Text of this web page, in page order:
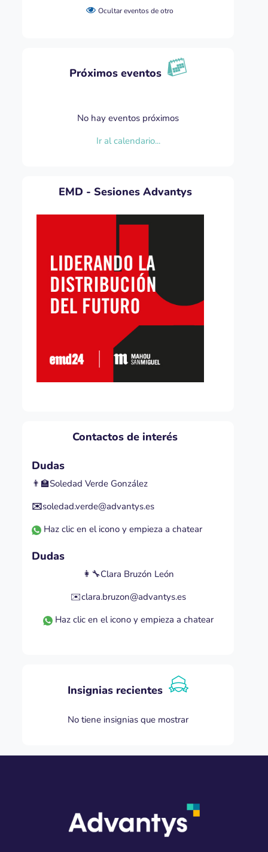
Ocultar eventos de otro
Próximos eventos
No hay eventos próximos
Ir al calendario...
EMD - Sesiones Advantys
Contactos de interés
Dudas
👨‍🏫Soledad Verde González
✉️soledad.verde@advantys.es
Haz clic en el icono y empieza a chatear
Dudas
👩‍🔧Clara Bruzón León
✉️clara.bruzon@advantys.es
Haz clic en el icono y empieza a chatear
Insignias recientes
No tiene insignias que mostrar